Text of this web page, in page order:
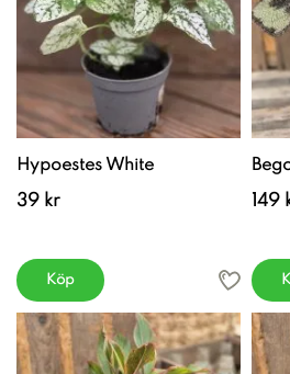
Hypoestes White
39 kr
Köp
149